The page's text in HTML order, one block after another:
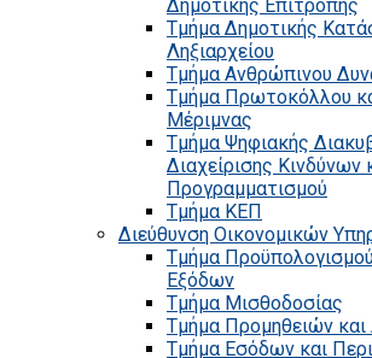
Δημοτικής Επιτροπής
Τμήμα Δημοτικής
Ληξιαρχείου
Τμήμα Ανθρώπινου
Τμήμα Πρωτοκόλλου
Μέριμνας
Τμήμα Ψηφιακής
Διαχείρισης Κινδύνων
Προγραμματισμού
Τμήμα ΚΕΠ
Διεύθυνση Οικονομικών
Τμήμα
Εξόδων
Τμήμα Μισθοδοσίας
Τμήμα Προμηθειών
Τμήμα Εσόδων και